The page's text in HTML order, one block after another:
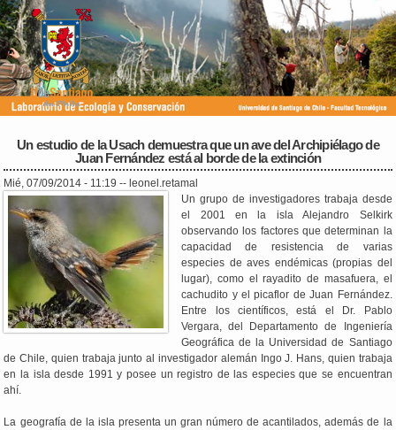
Pasar al
contenido
principal
Un estudio de la Usach demuestra que un ave del Archipiélago de
Juan Fernández está al borde de la extinción
Mié, 07/09/2014 - 11:19 --leonel.retamal
Un grupo de investigadores trabaja desde
el 2001 en la isla Alejandro Selkirk
observando los factores que determinan la
capacidad de resistencia de varias
especies de aves endémicas (propias del
lugar), como el rayadito de masafuera, el
cachudito y el picaflor de Juan Fernández.
Entre los científicos, está el Dr. Pablo
Vergara, del Departamento de Ingeniería
Geográfica de la Universidad de Santiago
de Chile, quien trabaja junto al investigador alemán Ingo J. Hans, quien trabaja
en la isla desde 1991 y posee un registro de las especies que se encuentran
ahí.
La geografía de la isla presenta un gran número de acantilados, además de la